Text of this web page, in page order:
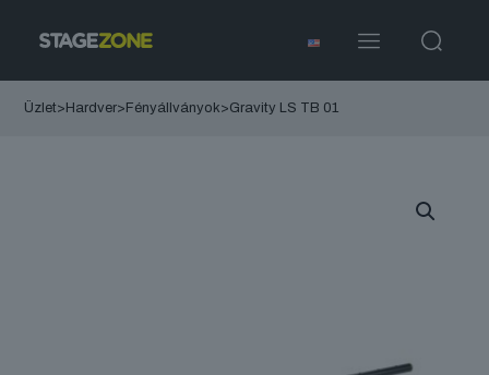
Üzlet> Hardver> Fényállványok>Gravity LS TB 01